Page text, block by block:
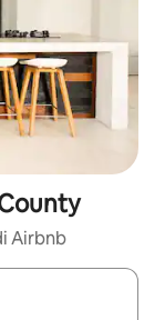
Airbnb
tombol panah